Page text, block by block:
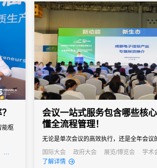
能枢
会议一站式服务包含哪些核
懂全流程管理！
无论是单次会议的高效执行，还是全年会议
务都能成为主办方的得力助手，帮助企业在
会议影响力，实现办会目标。
国际大会 政府大会 展览/博览会 学术
线上活动
公关活动
了解详情